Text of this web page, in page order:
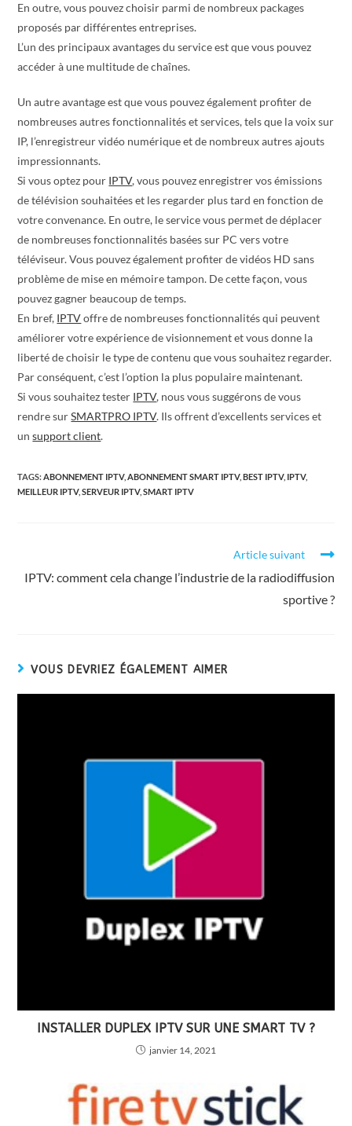
En outre, vous pouvez choisir parmi de nombreux packages
proposés par différentes entreprises.
L’un des principaux avantages du service est que vous pouvez
accéder à une multitude de chaînes.
Un autre avantage est que vous pouvez également profiter de
nombreuses autres fonctionnalités et services, tels que la voix sur
IP, l’enregistreur vidéo numérique et de nombreux autres ajouts
impressionnants.
Si vous optez pour IPTV, vous pouvez enregistrer vos émissions
de télévision souhaitées et les regarder plus tard en fonction de
votre convenance. En outre, le service vous permet de déplacer
de nombreuses fonctionnalités basées sur PC vers votre
téléviseur. Vous pouvez également profiter de vidéos HD sans
problème de mise en mémoire tampon. De cette façon, vous
pouvez gagner beaucoup de temps.
En bref, IPTVoffre de nombreuses fonctionnalités qui peuvent
améliorer votre expérience de visionnement et vous donne la
liberté de choisir le type de contenu que vous souhaitez regarder.
Par conséquent, c’est l’option la plus populaire maintenant.
Si vous souhaitez tester IPTV, nous vous suggérons de vous
rendre surSMARTPRO IPTV. Ils offrent d’excellents services et
unsupport client.
TAGS:ABONNEMENT IPTV, ABONNEMENT SMART IPTV, BEST IPTV, IPTV,
MEILLEUR IPTV, SERVEUR IPTV, SMART IPTV
Article suivant
IPTV: comment cela change l’industrie de la radiodiffusion
sportive ?
VOUS DEVRIEZ ÉGALEMENT AIMER
INSTALLER DUPLEX IPTV SUR UNE SMART TV ?
janvier 14, 2021